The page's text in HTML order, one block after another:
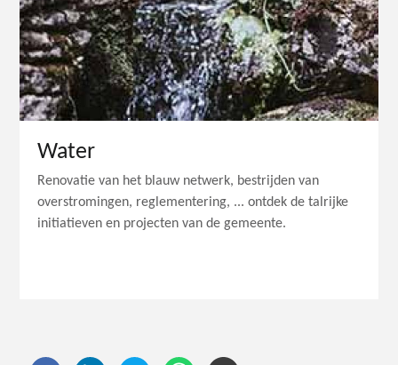
Water
Renovatie van het blauw netwerk, bestrijden van
overstromingen, reglementering, ... ontdek de talrijke
initiatieven en projecten van de gemeente.